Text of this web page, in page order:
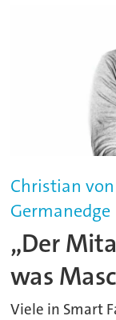
Christian von
Germanedge
„Der
was
Viele in Smart